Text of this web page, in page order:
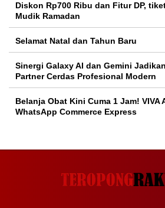
Diskon Rp700 Ribu dan Fitur DP,
Mudik Ramadan
Selamat Natal dan Tahun Baru
Sinergi Galaxy AI dan Gemini
Partner Cerdas Profesional Modern
Belanja Obat Kini Cuma 1 Jam!
WhatsApp Commerce Express